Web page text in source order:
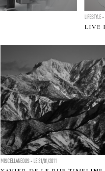
LIFESTYLE
LIVE
MISCELLANEOUS - LE 31/01/2011